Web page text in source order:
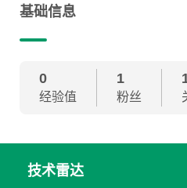
基础信息
0
经验值
1
粉丝
技术雷达